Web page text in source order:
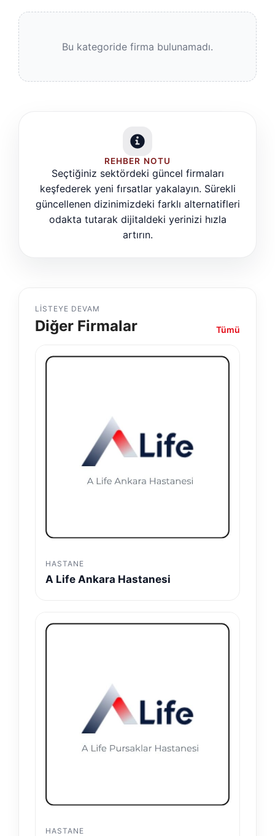
Bu kategoride firma bulunamadı.
REHBER NOTU
Seçtiğiniz sektördeki güncel firmaları
keşfederek yeni fırsatlar yakalayın. Sürekli
güncellenen dizinimizdeki farklı alternatifleri
odakta tutarak dijitaldeki yerinizi hızla
artırın.
LISTEYE DEVAM
Diğer Firmalar Tümü
HASTANE
A Life Ankara Hastanesi
HASTANE